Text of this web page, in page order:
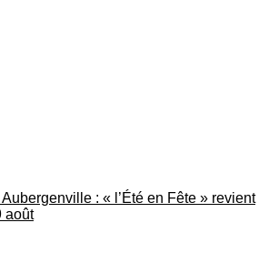
: « l’Été en Fête » revient
août